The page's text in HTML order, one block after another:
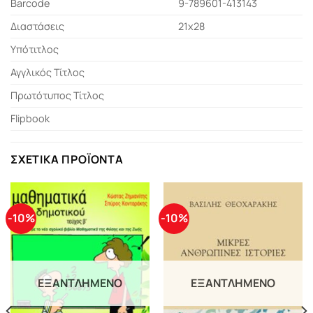
Barcode
9-789601-413143
Διαστάσεις
21x28
Υπότιτλος
Αγγλικός Τίτλος
Πρωτότυπος Τίτλος
Flipbook
ΣΧΕΤΙΚΆ ΠΡΟΪΌΝΤΑ
-10%
ΕΞΑΝΤΛΗΜΈΝΟ
-10%
ΕΞΑΝΤΛΗΜΈΝΟ